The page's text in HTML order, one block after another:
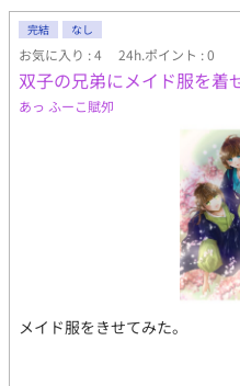
完結 なし
お気に入り : 4 24h.ポイント : 0
双子の兄弟にメイド服を着
あっ ふーこ賦夘
メイド服をきせてみた。